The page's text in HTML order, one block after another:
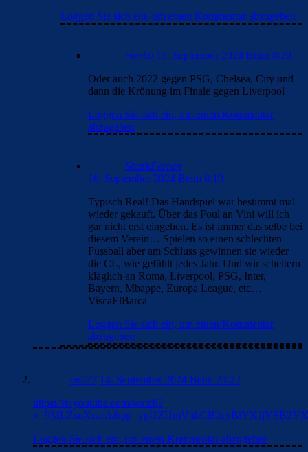
Loggen Sie sich ein, um einen Kommentar abzugeben
marko 15. September 2024 Beim 8:20
Oder auch 2022 gegen PSG, Chelsea, City und
dann die Krönung im Finale gegen Liverpool
Loggen Sie sich ein, um einen Kommentar
abzugeben
SharkFerran
16. September 2024 Beim 8:19
Typisch Real! Das Handspiel war bestimmt mal
wieder gekauft. Über das Foul an Vini will ich
gar nicht erst eingehen. Es ist immer das selbe bei
diesem Verein… Spielen so einen schlechten
Fussball aber am Schluss gewinnen sie wieder
die CL, wie gefühlt jedes Jahr. Und wir scheitern
kläglich an Roma, Liverpool, PSG, Inter,
Bayern, Mbappe, Europa League, etc…
ViscaElBarca
Loggen Sie sich ein, um einen Kommentar
abzugeben
ueli77 14. September 2024 Beim 23:22
https://m.youtube.com/watch?
Loggen Sie sich ein, um einen Kommentar abzugeben